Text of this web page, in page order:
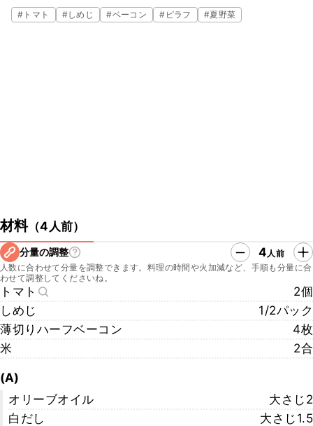
げにパセリをふれば見た目もより華やかになり、おもてなしにももっ
てこいですよ。ぜひお試しください。
# トマト #しめじ #ベーコン # ピラフ #夏野菜
材料（4人前）
分量の調整 4人前
人数に合わせて分量を調整できます。料理の時間や火加減など、手順も分量に合
わせて調整してくださいね。
トマト
2個
しめじ
1/2パック
薄切りハーフベーコン
4枚
米
2合
(A)
オリーブオイル
大さじ2
白だし
大さじ1.5